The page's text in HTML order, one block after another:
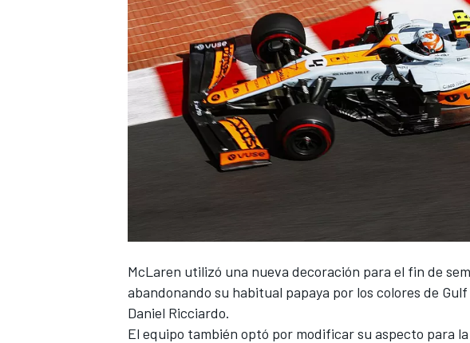
McLaren utilizó una nueva decoración para el fin de
abandonando su habitual papaya por los colores de
Daniel Ricciardo.
El equipo también optó por modificar su aspecto para